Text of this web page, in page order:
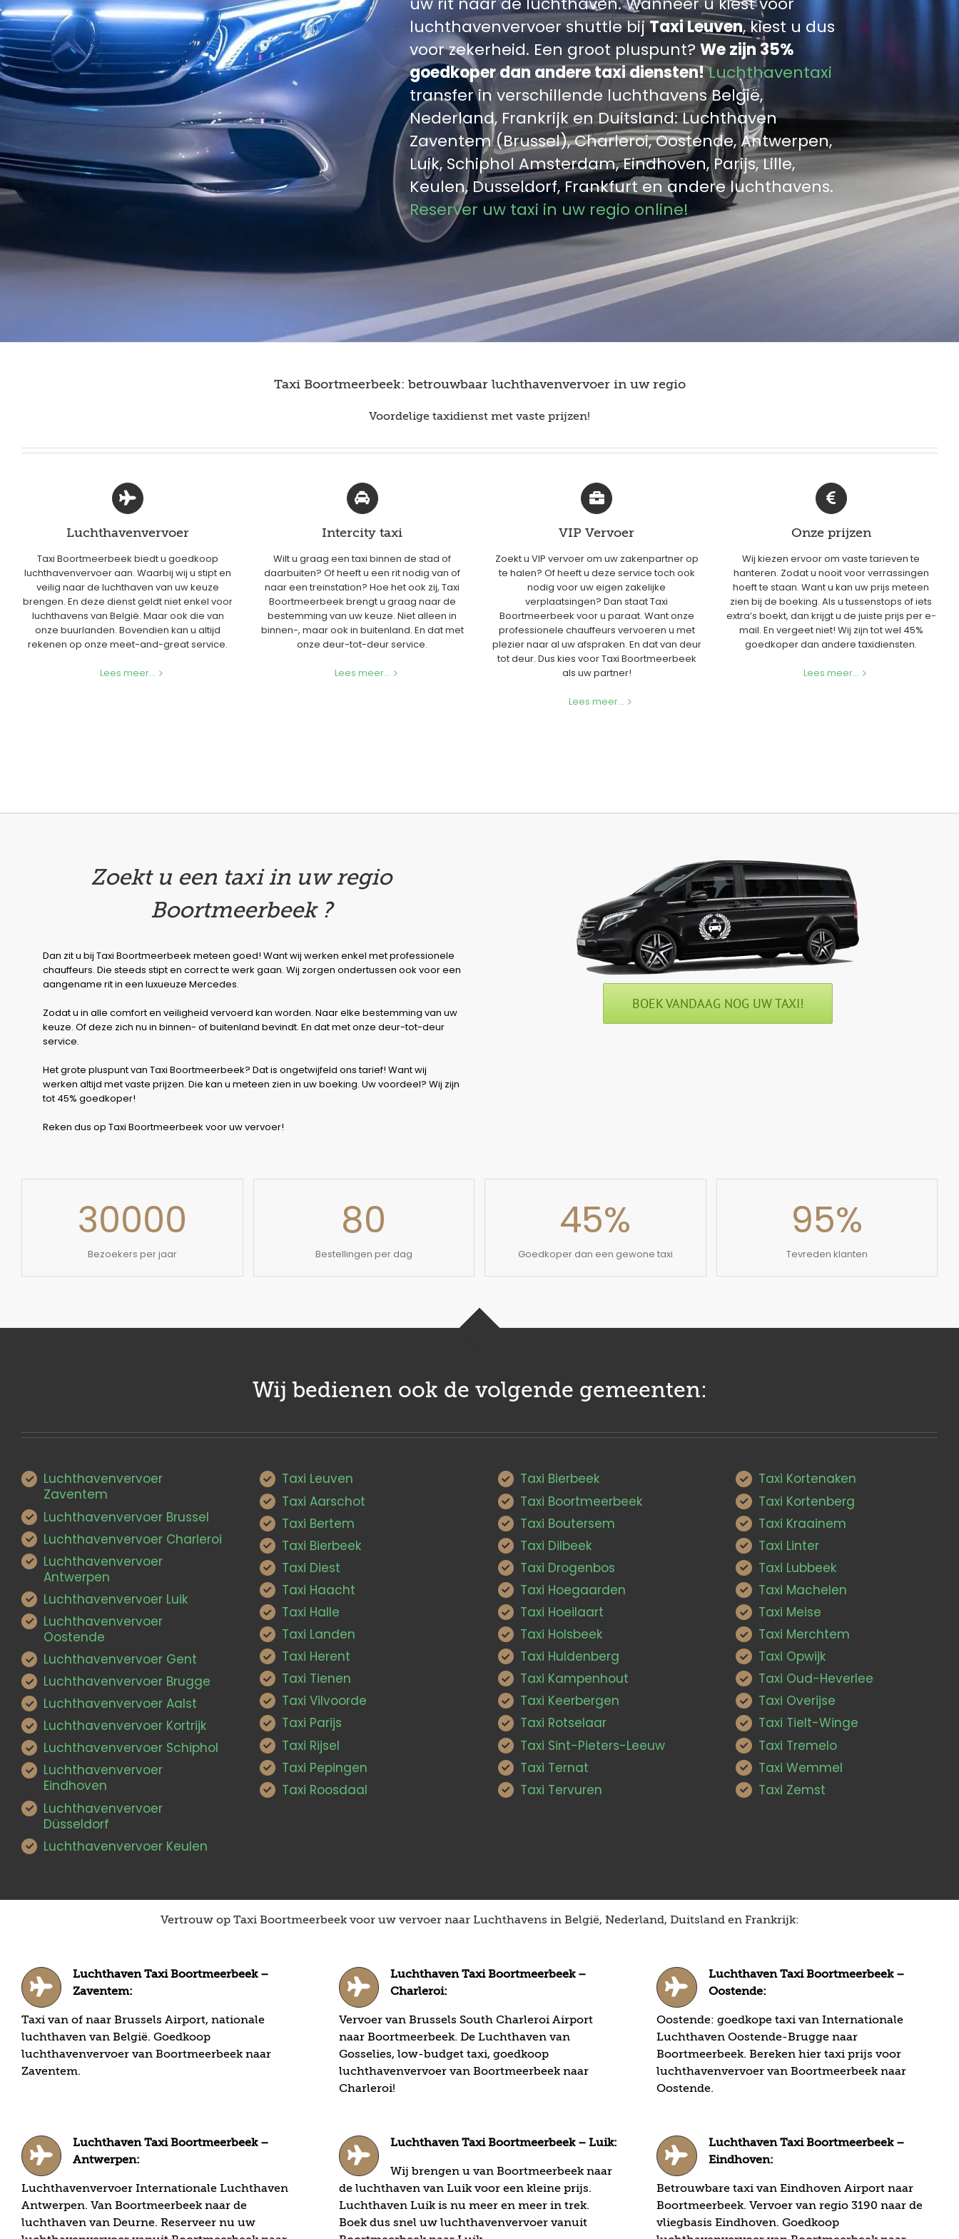
luchthavenvervoer shuttle bijTaxi Leuven, kiest u dus
voor zekerheid. Een groot pluspunt?We zijn 35%
goedkoper dan andere taxi diensten!Luchthaventaxi
transfer in verschillende luchthavens België,
Nederland, Frankrijk en Duitsland: Luchthaven
Zaventem (Brussel), Charleroi, Oostende, Antwerpen,
Luik, Schiphol Amsterdam, Eindhoven, Parijs, Lille,
Keulen, Dusseldorf, Frankfurt en andere luchthavens.
Reserver uw taxi in uw regio online!
Taxi Boortmeerbeek: betrouwbaar luchthavenvervoer in uw regio
Voordelige taxidienst met vaste prijzen!
Luchthavenvervoer
Taxi Boortmeerbeek biedt u goedkoop
luchthavenvervoer aan. Waarbij wij u stipt en
veilig naar de luchthaven van uw keuze
brengen. En deze dienst geldt niet enkel voor
luchthavens van België. Maar ook die van
onze buurlanden. Bovendien kan u altijd
rekenen op onze meet-and-great service.
Lees meer...
Intercity taxi
Wilt u graag een taxi binnen de stad of
daarbuiten? Of heeft u een rit nodig van of
naar een treinstation? Hoe het ook zij, Taxi
Boortmeerbeek brengt u graag naar de
bestemming van uw keuze. Niet alleen in
binnen-, maar ook in buitenland. En dat met
onze deur-tot-deur service.
Lees meer...
VIP Vervoer
Zoekt u VIP vervoer om uw zakenpartner op
te halen? Of heeft u deze service toch ook
nodig voor uw eigen zakelijke
verplaatsingen? Dan staat Taxi
Boortmeerbeek voor u paraat. Want onze
professionele chauffeurs vervoeren u met
plezier naar al uw afspraken. En dat van deur
tot deur. Dus kies voor Taxi Boortmeerbeek
als uw partner!
Lees meer...
Onze prijzen
Wij kiezen ervoor om vaste tarieven te
hanteren. Zodat u nooit voor verrassingen
hoeft te staan. Want u kan uw prijs meteen
zien bij de boeking. Als u tussenstops of iets
extra’s boekt, dan krijgt u de juiste prijs per e-
mail. En vergeet niet! Wij zijn tot wel 45%
goedkoper dan andere taxidiensten.
Lees meer...
Zoekt u een taxi in uw regio
Boortmeerbeek ?
Dan zit u bij Taxi Boortmeerbeek meteen goed! Want wij werken enkel met professionele
chauffeurs. Die steeds stipt en correct te werk gaan. Wij zorgen ondertussen ook voor een
aangename rit in een luxueuze Mercedes.
Zodat u in alle comfort en veiligheid vervoerd kan worden. Naar elke bestemming van uw
keuze. Of deze zich nu in binnen- of buitenland bevindt. En dat met onze deur-tot-deur
service.
Het grote pluspunt van Taxi Boortmeerbeek? Dat is ongetwijfeld ons tarief! Want wij
werken altijd met vaste prijzen. Die kan u meteen zien in uw boeking. Uw voordeel? Wij zijn
tot 45% goedkoper!
Reken dus op Taxi Boortmeerbeek voor uw vervoer!
BOEK VANDAAG NOG UW TAXI!
30000
Bezoekers per jaar
80
Bestellingen per dag
45%
Goedkoper dan een gewone taxi
95%
Tevreden klanten
Wij bedienen ook de volgende gemeenten:
Luchthavenvervoer
Zaventem
Luchthavenvervoer Brussel
Luchthavenvervoer Charleroi
Luchthavenvervoer
Antwerpen
Luchthavenvervoer Luik
Luchthavenvervoer
Oostende
Luchthavenvervoer Gent
Luchthavenvervoer Brugge
Luchthavenvervoer Aalst
Luchthavenvervoer Kortrijk
Luchthavenvervoer Schiphol
Luchthavenvervoer
Eindhoven
Luchthavenvervoer
Düsseldorf
Luchthavenvervoer Keulen
Taxi Leuven
Taxi Aarschot
Taxi Bertem
Taxi Bierbeek
Taxi Diest
Taxi Haacht
Taxi Halle
Taxi Landen
Taxi Herent
Taxi Tienen
Taxi Vilvoorde
Taxi Parijs
Taxi Rijsel
Taxi Pepingen
Taxi Roosdaal
Taxi Bierbeek
Taxi Boortmeerbeek
Taxi Boutersem
Taxi Dilbeek
Taxi Drogenbos
Taxi Hoegaarden
Taxi Hoeilaart
Taxi Holsbeek
Taxi Huldenberg
Taxi Kampenhout
Taxi Keerbergen
Taxi Rotselaar
Taxi Sint-Pieters-Leeuw
Taxi Ternat
Taxi Tervuren
Taxi Kortenaken
Taxi Kortenberg
Taxi Kraainem
Taxi Linter
Taxi Lubbeek
Taxi Machelen
Taxi Meise
Taxi Merchtem
Taxi Opwijk
Taxi Oud-Heverlee
Taxi Overijse
Taxi Tielt-Winge
Taxi Tremelo
Taxi Wemmel
Taxi Zemst
Vertrouw op Taxi Boortmeerbeek voor uw vervoer naar Luchthavens in België, Nederland, Duitsland en Frankrijk:
Luchthaven Taxi Boortmeerbeek –
Zaventem:
Taxi van of naar Brussels Airport, nationale
luchthaven van België. Goedkoop
luchthavenvervoer van Boortmeerbeek naar
Zaventem.
Luchthaven Taxi Boortmeerbeek –
Charleroi:
Vervoer van Brussels South Charleroi Airport
naar Boortmeerbeek. De Luchthaven van
Gosselies, low-budget taxi, goedkoop
luchthavenvervoer van Boortmeerbeek naar
Charleroi!
Luchthaven Taxi Boortmeerbeek –
Oostende:
Oostende: goedkope taxi van Internationale
Luchthaven Oostende-Brugge naar
Boortmeerbeek. Bereken hier taxi prijs voor
luchthavenvervoer van Boortmeerbeek naar
Oostende.
Luchthaven Taxi Boortmeerbeek –
Antwerpen:
Luchthavenvervoer Internationale Luchthaven
Antwerpen. Van Boortmeerbeek naar de
luchthaven van Deurne. Reserveer nu uw
Luchthaven Taxi Boortmeerbeek – Luik:
Wij brengen u van Boortmeerbeek naar
de luchthaven van Luik voor een kleine prijs.
Luchthaven Luik is nu meer en meer in trek.
Boek dus snel uw luchthavenvervoer vanuit
Luchthaven Taxi Boortmeerbeek –
Eindhoven:
Betrouwbare taxi van Eindhoven Airport naar
Boortmeerbeek. Vervoer van regio 3190 naar de
vliegbasis Eindhoven. Goedkoop